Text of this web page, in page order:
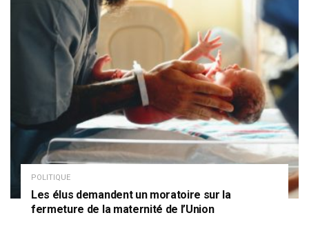
POLITIQUE
Les élus demandent un moratoire sur la
fermeture de la maternité de l’Union